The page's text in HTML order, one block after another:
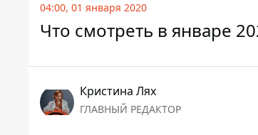
04:00, 01 января 2020
Что смотреть в январе
Кристина Лях
ГЛАВНЫЙ РЕДАКТОР